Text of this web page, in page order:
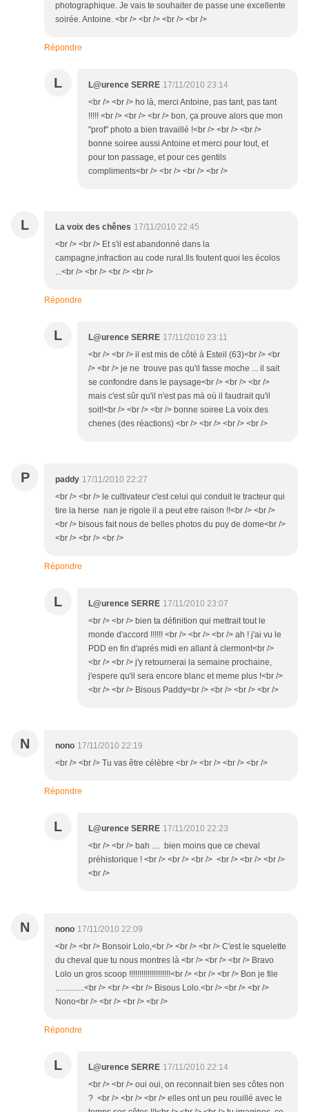
photographique. Je vais te souhaiter de passe une excellente
soirée. Antoine. <br /> <br /> <br /> <br />
Répondre
L L@urence SERRE 17/11/2010 23:14
<br /> <br /> ho là, merci Antoine, pas tant, pas tant
!!!!! <br /> <br /> <br /> bon, ça prouve alors que mon
"prof" photo a bien travaillé !<br /> <br /> <br />
bonne soiree aussi Antoine et merci pour tout, et
pour ton passage, et pour ces gentils
compliments<br /> <br /> <br /> <br />
L La voix des chênes 17/11/2010 22:45
<br /> <br /> Et s'il est abandonné dans la
campagne,infraction au code rural.Ils foutent quoi les écolos
...<br /> <br /> <br /> <br />
Répondre
L L@urence SERRE 17/11/2010 23:11
<br /> <br /> il est mis de côté à Esteil (63)<br /> <br
/> <br /> je ne trouve pas qu'il fasse moche ... il sait
se confondre dans le paysage<br /> <br /> <br />
mais c'est sûr qu'il n'est pas mà où il faudrait qu'il
soit!<br /> <br /> <br /> bonne soiree La voix des
chenes (des réactions) <br /> <br /> <br /> <br />
P paddy 17/11/2010 22:27
<br /> <br /> le cultivateur c'est celui qui conduit le tracteur qui
tire la herse nan je rigole il a peut etre raison !!<br /> <br />
<br /> bisous fait nous de belles photos du puy de dome<br />
<br /> <br /> <br />
Répondre
L L@urence SERRE 17/11/2010 23:07
<br /> <br /> bien ta définition qui mettrait tout le
monde d'accord !!!!!! <br /> <br /> <br /> ah ! j'ai vu le
PDD en fin d'aprés midi en allant à clermont<br />
<br /> <br /> j'y retournerai la semaine prochaine,
j'espere qu'il sera encore blanc et meme plus !<br />
<br /> <br /> Bisous Paddy<br /> <br /> <br /> <br />
N nono 17/11/2010 22:19
<br /> <br /> Tu vas être célèbre <br /> <br /> <br /> <br />
Répondre
L L@urence SERRE 17/11/2010 22:23
<br /> <br /> bah .... bien moins que ce cheval
préhistorique ! <br /> <br /> <br /> <br /> <br /> <br />
<br />
N nono 17/11/2010 22:09
<br /> <br /> Bonsoir Lolo,<br /> <br /> <br /> C'est le squelette
du cheval que tu nous montres là <br /> <br /> <br /> Bravo
Lolo un gros scoop !!!!!!!!!!!!!!!!!!!!<br /> <br /> <br /> Bon je file
..............<br /> <br /> <br /> Bisous Lolo.<br /> <br /> <br />
Nono<br /> <br /> <br /> <br />
Répondre
L L@urence SERRE 17/11/2010 22:14
<br /> <br /> oui oui, on reconnait bien ses côtes non
? <br /> <br /> <br /> elles ont un peu rouillé avec le